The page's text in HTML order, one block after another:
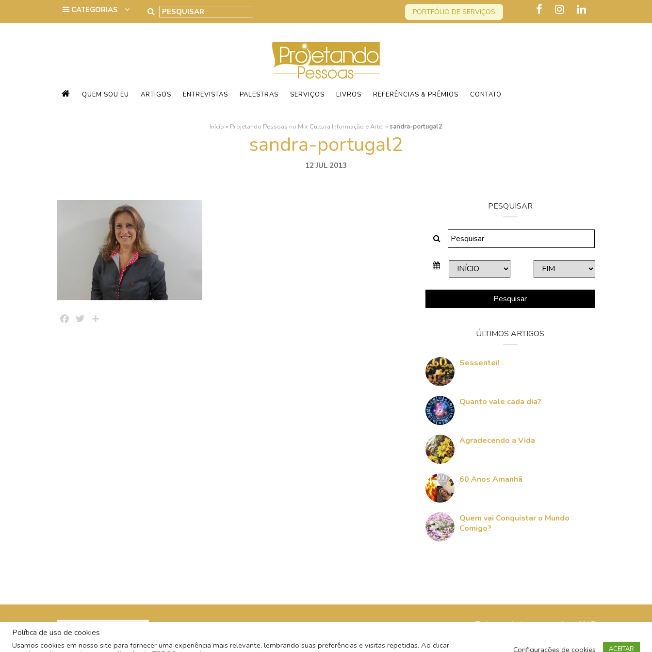
PORTFÓLIO DE SERVIÇOS
QUEM SOU EU ARTIGOS ENTREVISTAS PALESTRAS SERVIÇOS LIVROS REFERÊNCIAS & PRÊMIOS CONTATO
Início » Projetando Pessoas no Mix Cultura Informação e Arte! » sandra-portugal2
sandra-portugal2
12 JUL 2013
FacebookTwitter
PESQUISAR
Pesquisar
ÚLTIMOS ARTIGOS
Sessentei!
Quanto vale cada dia?
Agradecendo a Vida
60 Anos Amanhã
Quem vai Conquistar o Mundo
Comigo?
Todos os direitos reservados - 2017
Política de uso de cookies
Usamos cookies em nosso site para fornecer uma experiência mais relevante, lembrando suas preferências e visitas repetidas. Ao clicar
Configurações de cookies ACEITAR